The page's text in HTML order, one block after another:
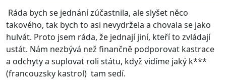
Ráda bych se jednání zúčastnila, ale slyšet něco
takového, tak bych to asi nevydržela a chovala se jako
hulvát. Proto jsem ráda, že jednají jiní, kteří to zvládají
ustát. Nám nezbývá než finančně podporovat kastrace
a odchyty a suplovat roli státu, když vidíme jaký k***
(francouzsky kastrol) tam sedí.